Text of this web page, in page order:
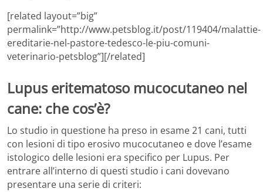
[related layout=”big”
permalink=”http://www.petsblog.it/post/119404/malattie-
ereditarie-nel-pastore-tedesco-le-piu-comuni-
veterinario-petsblog”][/related]
Lupus eritematoso mucocutaneo nel
cane: che cos’è?
Lo studio in questione ha preso in esame 21 cani, tutti
con lesioni di tipo erosivo mucocutaneo e dove l’esame
istologico delle lesioni era specifico per Lupus. Per
entrare all’interno di questi studio i cani dovevano
presentare una serie di criteri: